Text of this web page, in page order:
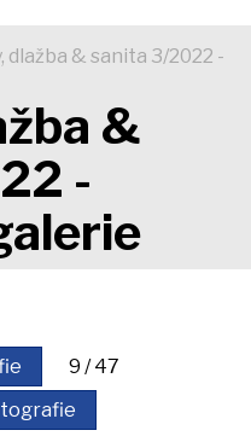
dlažba & sanita 3/2022 -
&
-
9 / 47